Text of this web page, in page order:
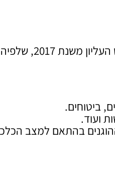
מוסדר לפי
ביטוחים.
ועוד.
בהתאם למצב